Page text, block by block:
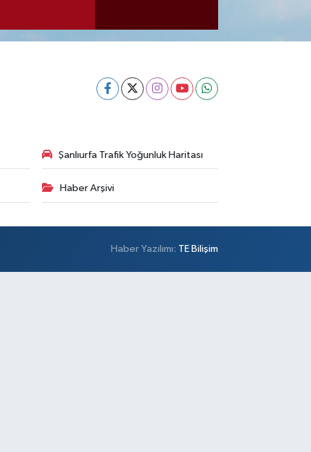
Şanlıurfa Trafik Yoğunluk Haritası
Haber Arşivi
Haber Yazılımı: TE Bilişim